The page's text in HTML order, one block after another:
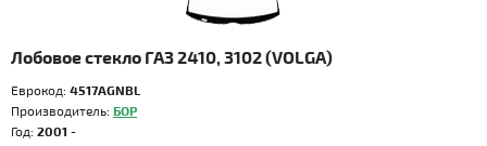
Лобовое стекло ГАЗ 2410, 3102 (VOLGA)
Еврокод: 4517AGNBL
Производитель: БОР
Год: 2001 -